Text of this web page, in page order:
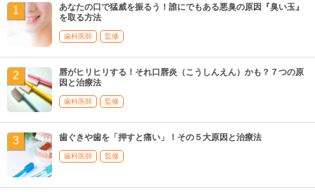
あなたの口で猛威を振るう！誰にでもある悪臭の原因『臭い玉』
を取る方法
歯科医師 監修
唇がヒリヒリする！それ口唇炎（こうしんえん）かも？７つの原
因と治療法
歯科医師 監修
歯ぐきや歯を「押すと痛い」！その５大原因と治療法
歯科医師 監修